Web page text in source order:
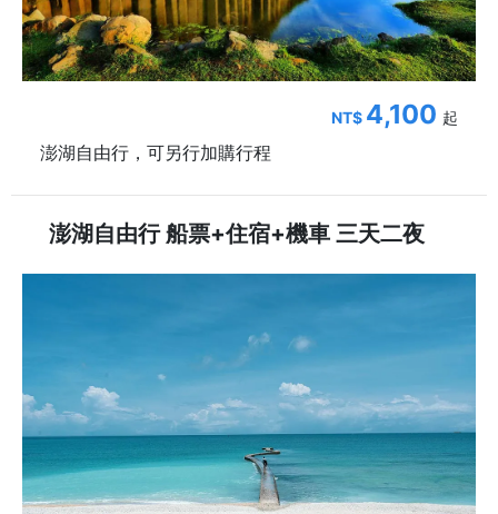
NT$ 4,100 起
澎湖自由行，可另行加購行程
澎湖自由行 船票+住宿+機車 三天二夜